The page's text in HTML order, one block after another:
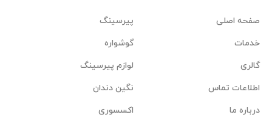
صفحه اصلی
خدمات
گالری
اطلاعات تماس
درباره ما
پیرسینگ
گوشواره
لوازم پیرسینگ
نگین دندان
اکسسوری